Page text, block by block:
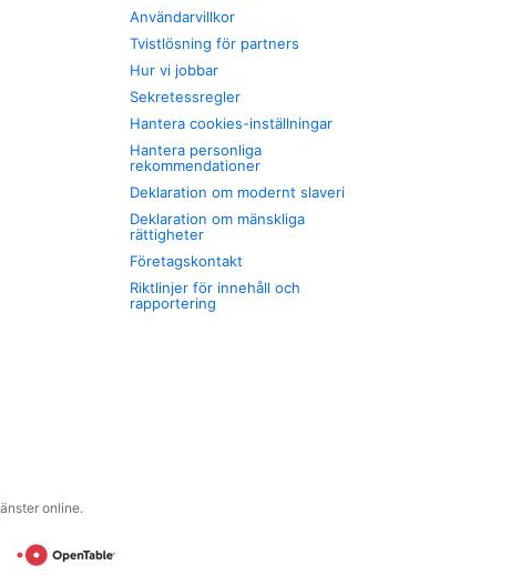
Användarvillkor
Tvistlösning för partners
Hur vi jobbar
Sekretessregler
Hantera cookies-inställningar
Hantera personliga
rekommendationer
Deklaration om modernt slaveri
Deklaration om mänskliga
rättigheter
Företagskontakt
Riktlinjer för innehåll och
rapportering
online.